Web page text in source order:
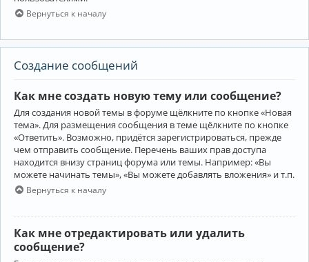
Вернуться к началу
Создание сообщений
Как мне создать новую тему или сообщение?
Для создания новой темы в форуме щёлкните по кнопке «Новая
тема». Для размещения сообщения в теме щёлкните по кнопке
«Ответить». Возможно, придётся зарегистрироваться, прежде
чем отправить сообщение. Перечень ваших прав доступа
находится внизу страниц форума или темы. Например: «Вы
можете начинать темы», «Вы можете добавлять вложения» и т.п.
Вернуться к началу
Как мне отредактировать или удалить
сообщение?